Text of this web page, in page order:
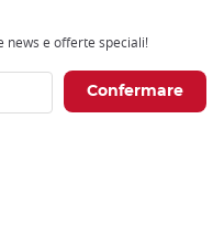
news e offerte speciali!